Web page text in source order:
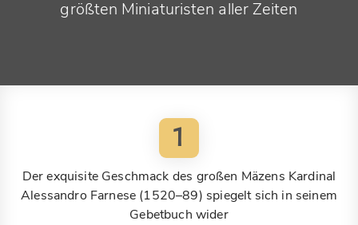
größten Miniaturisten aller Zeiten
1
Der exquisite Geschmack des großen Mäzens Kardinal
Alessandro Farnese (1520–89) spiegelt sich in seinem
Gebetbuch wider